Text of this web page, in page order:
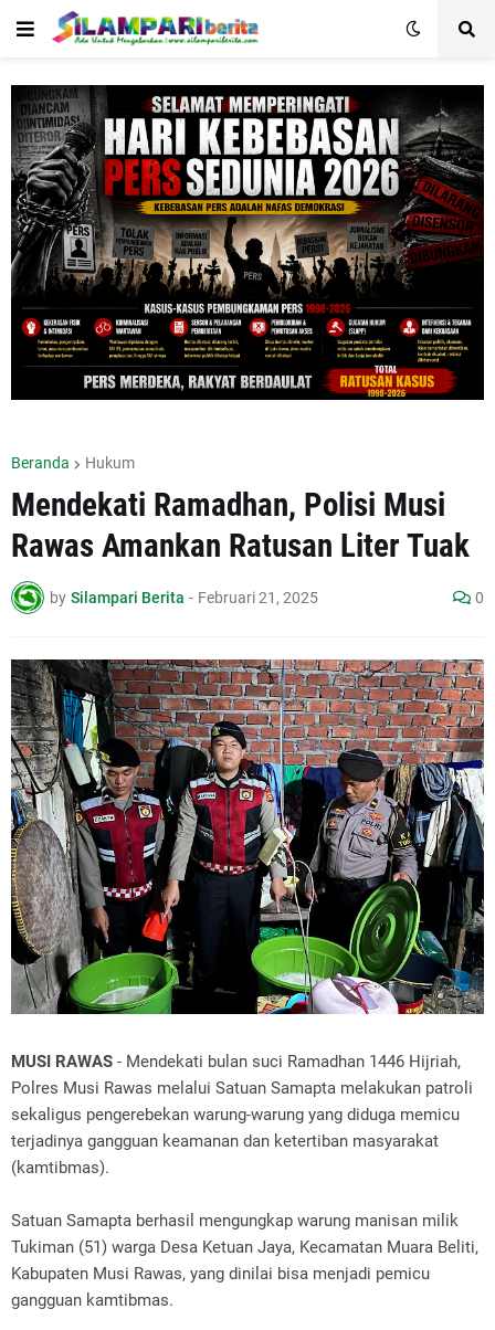
Beranda Hukum
Mendekati Ramadhan, Polisi Musi
Rawas Amankan Ratusan Liter Tuak
by Silampari Berita - Februari 21, 2025 0
MUSI RAWAS - Mendekati bulan suci Ramadhan 1446 Hijriah,
Polres Musi Rawas melalui Satuan Samapta melakukan patroli
sekaligus pengerebekan warung-warung yang diduga memicu
terjadinya gangguan keamanan dan ketertiban masyarakat
(kamtibmas).
Satuan Samapta berhasil mengungkap warung manisan milik
Tukiman (51) warga Desa Ketuan Jaya, Kecamatan Muara Beliti,
Kabupaten Musi Rawas, yang dinilai bisa menjadi pemicu
gangguan kamtibmas.